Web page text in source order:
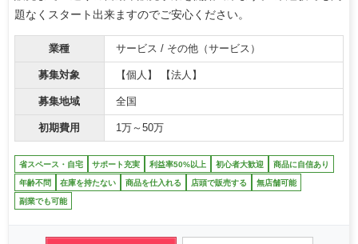
題なくスタート出来ますのでご安心ください。
業種 サービス / その他（サービス）
募集対象 【個人】 【法人】
募集地域 全国
初期費用 1万～50万
省スペース・自宅 サポート充実 利益率50%以上 初心者大歓迎 商品に自信あり
年齢不問 在庫を持たない 商品を仕入れる 店頭で販売する 無店舗可能
副業でも可能